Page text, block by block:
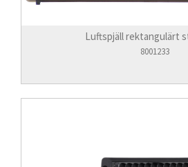
Luftspjäll rektangulärt
8001233